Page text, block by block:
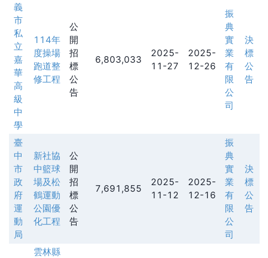
義
市
私
立
嘉
華
高
級
中
學
114年
度操場
跑道整
修工程
公
開
招
標
公
告
6,803,033
2025-
11-27
2025-
12-26
振
典
實
業
有
限
公
司
決
標
公
告
臺
中
市
政
府
運
動
局
新社協
中籃球
場及松
鶴運動
公園優
化工程
公
開
招
標
公
告
7,691,855
2025-
11-12
2025-
12-16
振
典
實
業
有
限
公
司
決
標
公
告
雲林縣